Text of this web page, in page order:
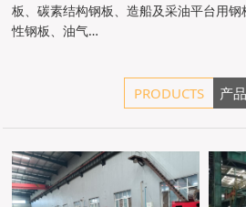
板、碳素结构钢板、造船及采油平台用
性钢板、油气…
PRODUCTS 产